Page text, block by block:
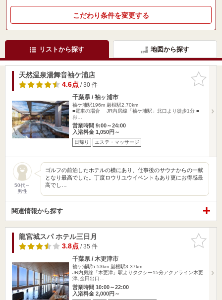
こだわり条件を変更する
リストから探す 地図から探す
お気に入
りに追加
天然温泉湯舞音袖ケ浦店
4.6点/ 30 件
千葉県 / 袖ヶ浦市
袖ケ浦駅196m 巌根駅2.70km
■電車の場合 JR内房線「袖ケ浦駅」北口より徒歩1分 ■
お…
営業時間 9:00～24:00
入浴料金 1,050円～
日帰り エステ・マッサージ
50代～
男性
ゴルフの前泊したホテルの横にあり、仕事後のサウナからの一献
となり最高でした。丁度ロウリユウイベントもあり更にお得感最
高でし…
関連情報から探す
お気に入
りに追加
龍宮城スパ ホテル三日月
3.8点/ 35 件
千葉県 / 木更津市
袖ケ浦駅5.53km 巌根駅3.37km
JR内房線「木更津」駅よりタクシー15分アクアライン木更
津､金田出口…
営業時間 10:00～22:00
入浴料金 2,000円～